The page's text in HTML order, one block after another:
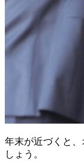
年末が近づくと
しょう。